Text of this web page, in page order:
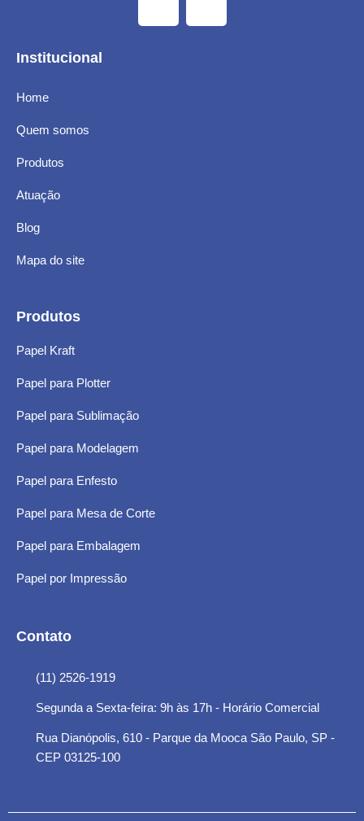
Institucional
Home
Quem somos
Produtos
Atuação
Blog
Mapa do site
Produtos
Papel Kraft
Papel para Plotter
Papel para Sublimação
Papel para Modelagem
Papel para Enfesto
Papel para Mesa de Corte
Papel para Embalagem
Papel por Impressão
Contato
(11) 2526-1919
Segunda a Sexta-feira: 9h às 17h - Horário Comercial
Rua Dianópolis, 610 - Parque da Mooca São Paulo, SP -
CEP 03125-100